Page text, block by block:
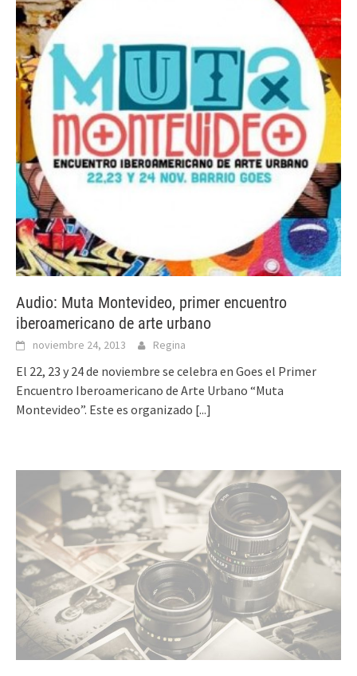
Audio: Muta Montevideo, primer encuentro
iberoamericano de arte urbano
noviembre 24, 2013 Regina
El 22, 23 y 24 de noviembre se celebra en Goes el Primer
Encuentro Iberoamericano de Arte Urbano “Muta
Montevideo”. Este es organizado [...]